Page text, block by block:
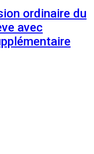
ordinaire du
avec